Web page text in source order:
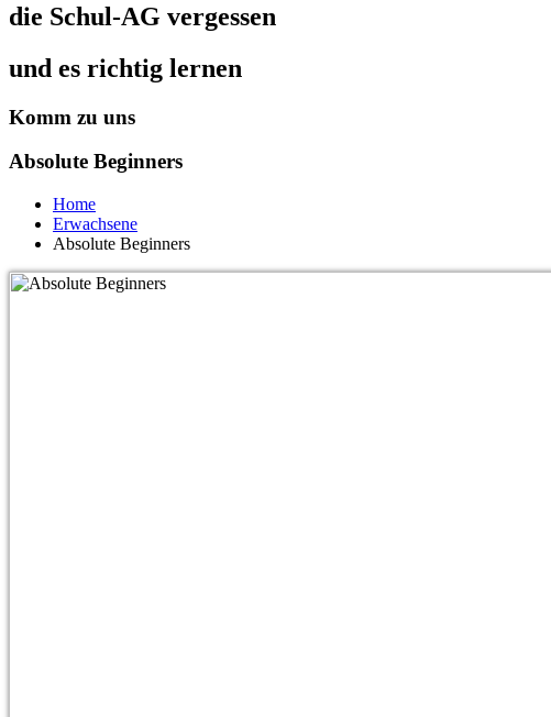
die Schul-AG vergessen
und es richtig lernen
Komm zu uns
Absolute Beginners
Home
Erwachsene
Absolute Beginners